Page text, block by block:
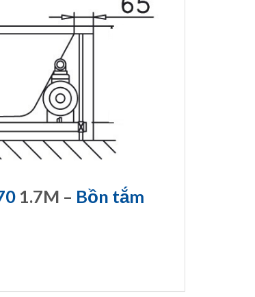
1.7M – Bồn tắm